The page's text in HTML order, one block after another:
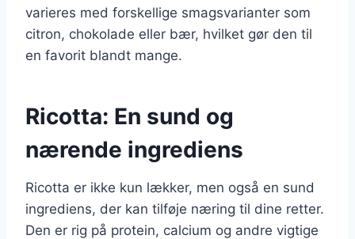
varieres med forskellige smagsvarianter som
citron, chokolade eller bær, hvilket gør den til
en favorit blandt mange.
Ricotta: En sund og
nærende ingrediens
Ricotta er ikke kun lækker, men også en sund
ingrediens, der kan tilføje næring til dine retter.
Den er rig på protein, calcium og andre vigtige